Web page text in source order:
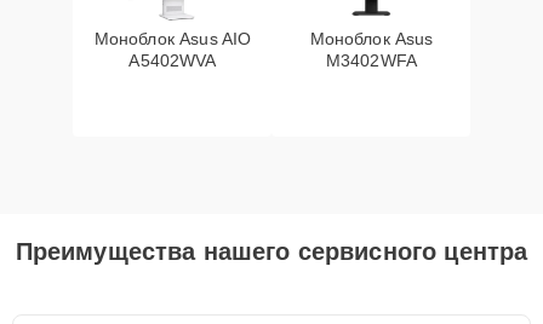
Моноблок Asus AIO
A5402WVA
Моноблок Asus
M3402WFA
Преимущества нашего сервисного центра